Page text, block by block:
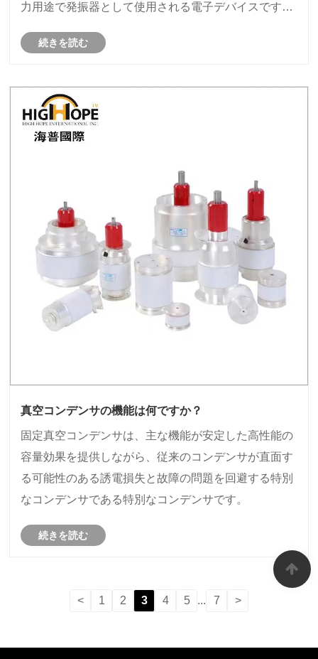
力用途で発振器として使用される電子デバイスです。
など、いくつかの顕著な利点があります。
続きを読む
真空コンデンサの機能は何ですか？
固定真空コンデンサは、主な機能が安定した高性能の
容量効果を提供しながら、従来のコンデンサが直面す
る可能性のある誘電損失と故障の問題を回避する特別
なコンデンサである特別なコンデンサです。
続きを読む
< 1 2 3 4 5 ... 7 >